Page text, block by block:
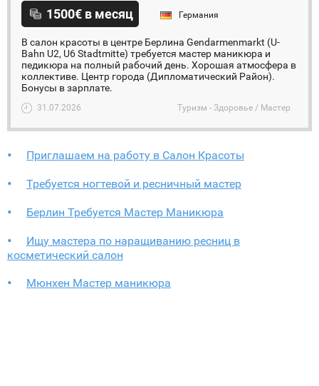
1500€ в месяц Германия
В салон красоты в центре Берлина Gendarmenmarkt (U-
Bahn U2, U6 Stadtmitte) требуется мастер маникюра и
педикюра на полный рабочий день. Хорошая атмосфера в
коллективе. Центр города (Дипломатический Район).
Бонусы в зарплате.
31.07.2026 Туризм - Здоровье / Мастер
Приглашаем на работу в Салон Красоты
Требуется ногтевой и ресничный мастер
Берлин Требуется Мастер Маникюра
Ищу мастера по наращиванию ресниц в
косметический салон
Мюнхен Мастер маникюра